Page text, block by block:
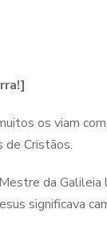
os viam
de Cristãos.
da
significava